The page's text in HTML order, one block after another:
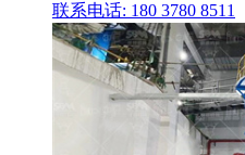
联系电话: 180 3780 8511